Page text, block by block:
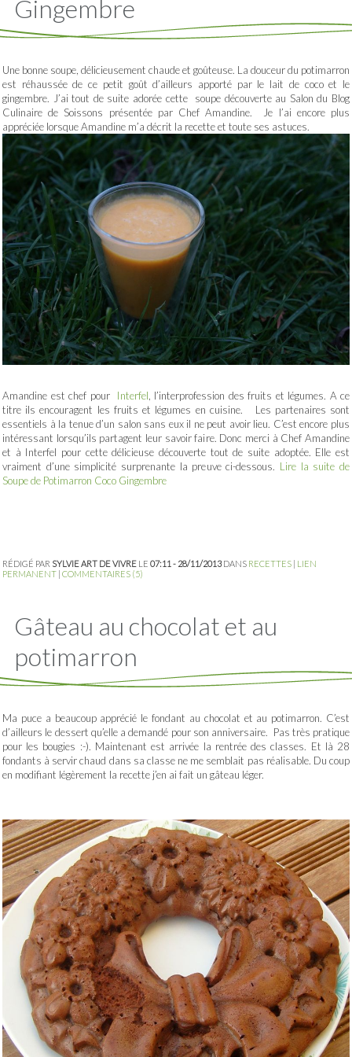
Gingembre
Une bonne soupe, délicieusement chaude et goûteuse. La douceur du potimarron
est réhaussée de ce petit goût d’ailleurs apporté par le lait de coco et le
gingembre. J’ai tout de suite adorée cette soupe découverte au Salon du Blog
Culinaire de Soissons présentée par Chef Amandine. Je l’ai encore plus
appréciée lorsque Amandine m’a décrit la recette et toute ses astuces.
Amandine est chef pour Interfel , l’interprofession des fruits et légumes. A ce
titre ils encouragent les fruits et légumes en cuisine. Les partenaires sont
essentiels à la tenue d’un salon sans eux il ne peut avoir lieu. C’est encore plus
intéressant lorsqu’ils partagent leur savoir faire. Donc merci à Chef Amandine
et à Interfel pour cette délicieuse découverte tout de suite adoptée. Elle est
vraiment d’une simplicité surprenante la preuve ci-dessous. Lire la suite de
Soupe de Potimarron Coco Gingembre
RÉDIGÉ PAR SYLVIE ART DE VIVRE LE 07:11 - 28/11/2013DANS RECETTES | LIEN
PERMANENT | COMMENTAIRES (5)
Gâteau au chocolat et au
potimarron
Ma puce a beaucoup apprécié le fondant au chocolat et au potimarron. C’est
d’ailleurs le dessert qu’elle a demandé pour son anniversaire. Pas très pratique
pour les bougies :-). Maintenant est arrivée la rentrée des classes. Et là 28
fondants à servir chaud dans sa classe ne me semblait pas réalisable. Du coup
en modifiant légèrement la recette j’en ai fait un gâteau léger.